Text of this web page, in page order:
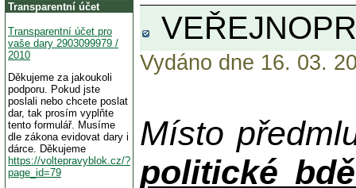
Transparentní účet
Transparentní účet pro
vaše dary 2903099979 /
2010
Děkujeme za jakoukoli
podporu. Pokud jste
poslali nebo chcete poslat
dar, tak prosím vyplňte
tento formulář. Musíme
dle zákona evidovat dary i
dárce. Děkujeme
https://voltepravyblok.cz/?
page_id=79
Vydáno dne 16. 03.
Místo
politické